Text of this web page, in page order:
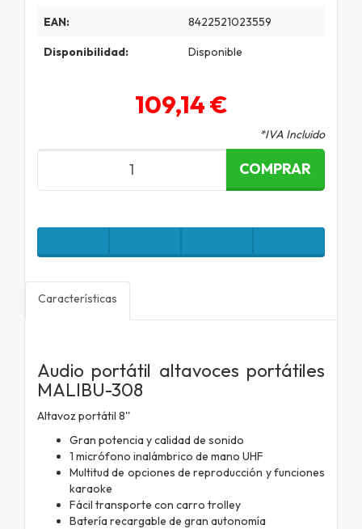
EAN: 8422521023559
Disponibilidad: Disponible
109,14 €
*IVA Incluido
COMPRAR
Características
Audio portátil altavoces portátiles
MALIBU-308
Altavoz portátil 8''
Gran potencia y calidad de sonido
1 micrófono inalámbrico de mano UHF
Multitud de opciones de reproducción y funciones
karaoke
Fácil transporte con carro trolley
Batería recargable de gran autonomía